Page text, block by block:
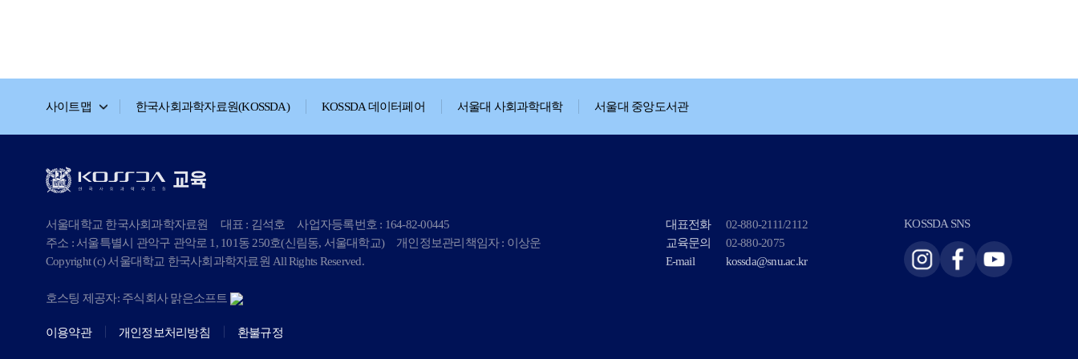
사이트맵 한국사회과학자료원(KOSSDA) KOSSDA 데이터페어 서울대 사회과학대학 서울대 중앙도서관
서울대학교 한국사회과학자료원 대표 : 김석호
사업자등록번호 : 164-82-00445
주소 : 서울특별시 관악구 관악로 1, 101동 250호(신림동, 서울대학교)
개인정보관리책임자 : 이상운
Copyright (c) 서울대학교 한국사회과학자료원 All Rights Reserved.
호스팅 제공자: 주식회사 맑은소프트
대표전화
02-880-2111/2112
교육문의
02-880-2075
E-mail
kossda@snu.ac.kr
이용약관 개인정보처리방침 환불규정
KOSSDA SNS